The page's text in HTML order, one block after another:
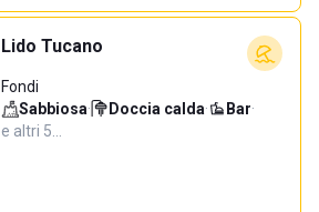
Lido Tucano
Fondi
Sabbiosa· Doccia calda· Bar·
e altri 5…